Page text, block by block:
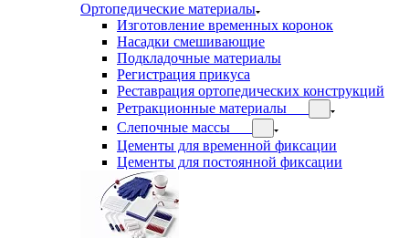
Ортопедические материалы
Изготовление временных коронок
Насадки смешивающие
Подкладочные материалы
Регистрация прикуса
Реставрация ортопедических конструкций
Ретракционные материалы
Слепочные массы
Цементы для временной фиксации
Цементы для постоянной фиксации